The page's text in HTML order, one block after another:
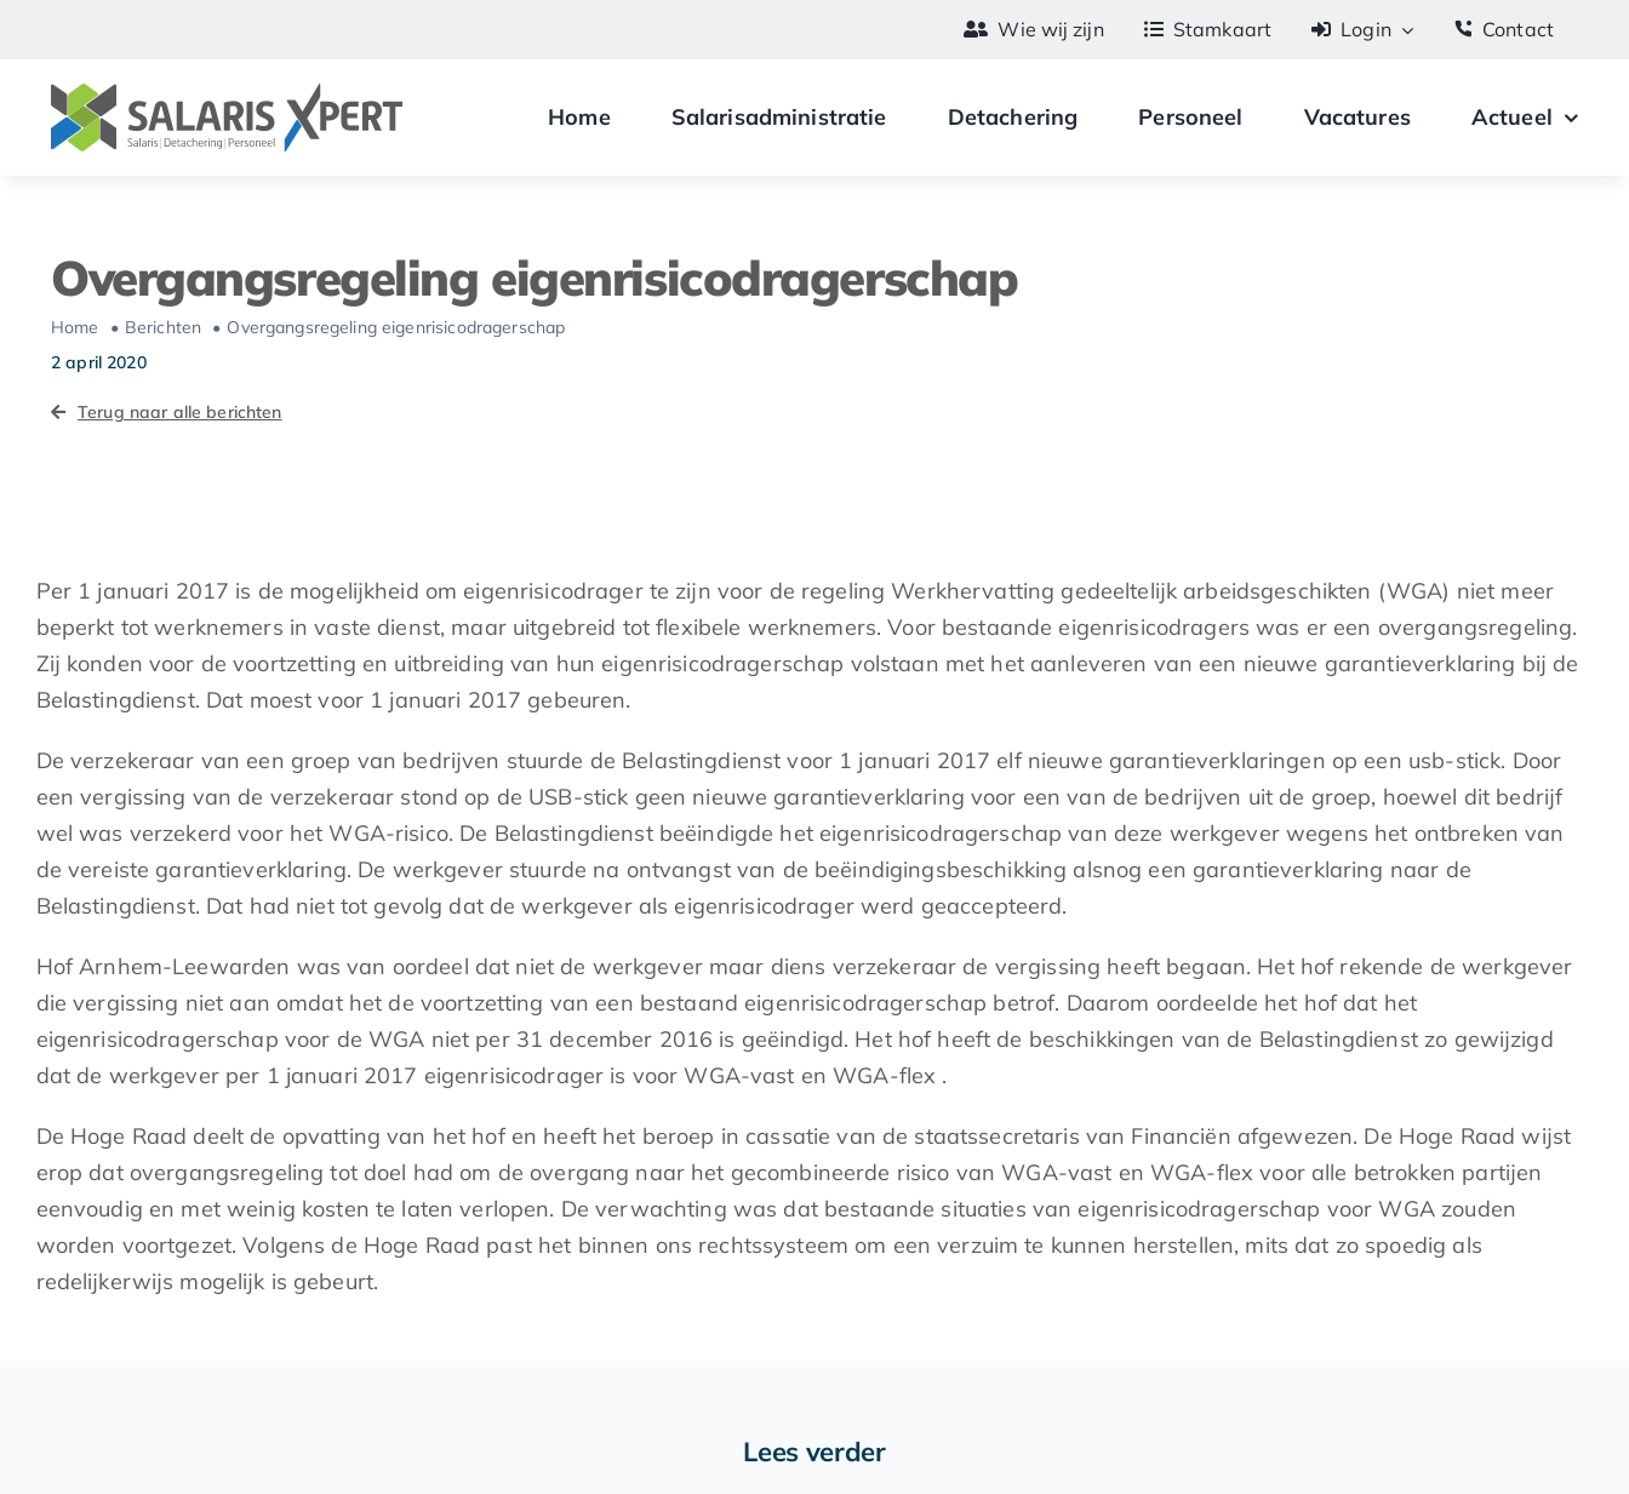
inhoud
Wie wij zijn Stamkaart Login Contact
Home Salarisadministratie Detachering Personeel Vacatures Actueel
Overgangsregeling eigenrisicodragerschap
Home Berichten
Overgangsregeling eigenrisicodragerschap
2 april 2020
Terug naar alle berichten
Per 1 januari 2017 is de mogelijkheid om eigenrisicodrager te zijn voor de regeling Werkhervatting gedeeltelijk arbeidsgeschikten (WGA) niet meer
beperkt tot werknemers in vaste dienst, maar uitgebreid tot flexibele werknemers. Voor bestaande eigenrisicodragers was er een overgangsregeling.
Zij konden voor de voortzetting en uitbreiding van hun eigenrisicodragerschap volstaan met het aanleveren van een nieuwe garantieverklaring bij de
Belastingdienst. Dat moest voor 1 januari 2017 gebeuren.
De verzekeraar van een groep van bedrijven stuurde de Belastingdienst voor 1 januari 2017 elf nieuwe garantieverklaringen op een usb-stick. Door
een vergissing van de verzekeraar stond op de USB-stick geen nieuwe garantieverklaring voor een van de bedrijven uit de groep, hoewel dit bedrijf
wel was verzekerd voor het WGA-risico. De Belastingdienst beëindigde het eigenrisicodragerschap van deze werkgever wegens het ontbreken van
de vereiste garantieverklaring. De werkgever stuurde na ontvangst van de beëindigingsbeschikking alsnog een garantieverklaring naar de
Belastingdienst. Dat had niet tot gevolg dat de werkgever als eigenrisicodrager werd geaccepteerd.
Hof Arnhem-Leewarden was van oordeel dat niet de werkgever maar diens verzekeraar de vergissing heeft begaan. Het hof rekende de werkgever
die vergissing niet aan omdat het de voortzetting van een bestaand eigenrisicodragerschap betrof. Daarom oordeelde het hof dat het
eigenrisicodragerschap voor de WGA niet per 31 december 2016 is geëindigd. Het hof heeft de beschikkingen van de Belastingdienst zo gewijzigd
dat de werkgever per 1 januari 2017 eigenrisicodrager is voor WGA-vast en WGA-flex .
De Hoge Raad deelt de opvatting van het hof en heeft het beroep in cassatie van de staatssecretaris van Financiën afgewezen. De Hoge Raad wijst
erop dat overgangsregeling tot doel had om de overgang naar het gecombineerde risico van WGA-vast en WGA-flex voor alle betrokken partijen
eenvoudig en met weinig kosten te laten verlopen. De verwachting was dat bestaande situaties van eigenrisicodragerschap voor WGA zouden
worden voortgezet. Volgens de Hoge Raad past het binnen ons rechtssysteem om een verzuim te kunnen herstellen, mits dat zo spoedig als
redelijkerwijs mogelijk is gebeurt.
Lees verder